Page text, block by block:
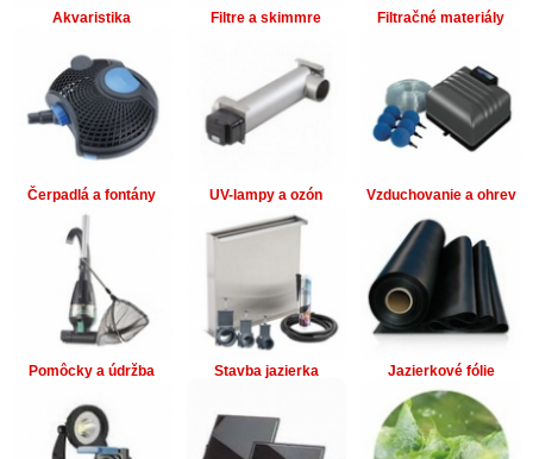
Akvaristika Filtre a skimmre Filtračné materiály
Čerpadlá a fontány UV-lampy a ozón Vzduchovanie a ohrev
Pomôcky a údržba Stavba jazierka Jazierkové fólie